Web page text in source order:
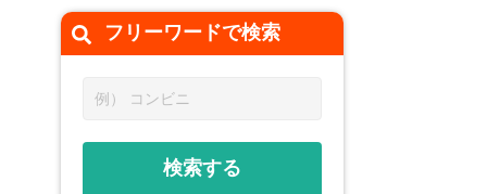
フリーワードで検索